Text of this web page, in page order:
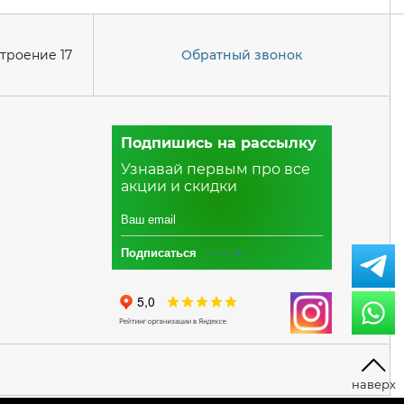
17 Обратный звонок
Подпишись на рассылку
Узнавай первым про все
акции и скидки
Подписаться